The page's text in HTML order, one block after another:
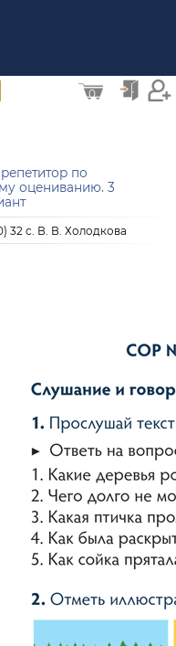
0
по
оцениванию. 3
32 с. В. В. Холодкова